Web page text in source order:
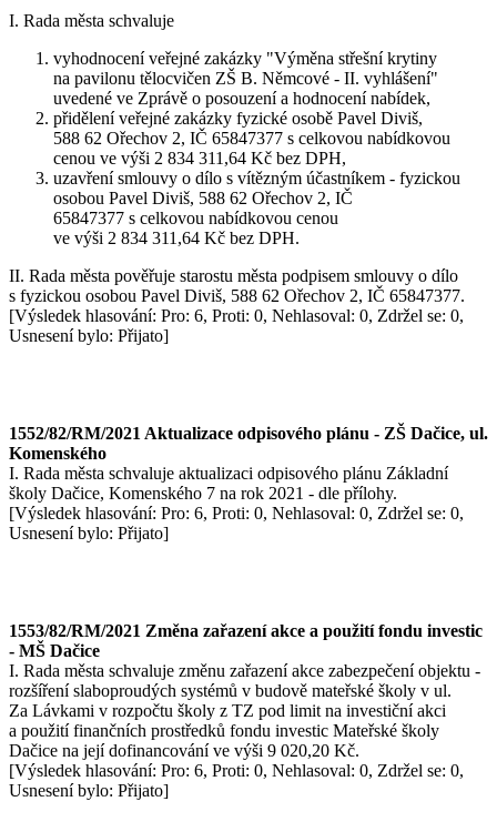
I. Rada města schvaluje
vyhodnocení veřejné zakázky "Výměna střešní krytiny
na pavilonu tělocvičen ZŠ B. Němcové - II. vyhlášení"
uvedené ve Zprávě o posouzení a hodnocení nabídek,
přidělení veřejné zakázky fyzické osobě Pavel Diviš,
588 62 Ořechov 2, IČ 65847377 s celkovou nabídkovou
cenou ve výši 2 834 311,64 Kč bez DPH,
uzavření smlouvy o dílo s vítězným účastníkem - fyzickou
osobou Pavel Diviš, 588 62 Ořechov 2, IČ
65847377 s celkovou nabídkovou cenou
ve výši 2 834 311,64 Kč bez DPH.
II. Rada města pověřuje starostu města podpisem smlouvy o dílo
s fyzickou osobou Pavel Diviš, 588 62 Ořechov 2, IČ 65847377.
[Výsledek hlasování: Pro: 6, Proti: 0, Nehlasoval: 0, Zdržel se: 0,
Usnesení bylo: Přijato]
1552/82/RM/2021 Aktualizace odpisového plánu - ZŠ Dačice, ul.
Komenského
I. Rada města schvaluje aktualizaci odpisového plánu Základní
školy Dačice, Komenského 7 na rok 2021 - dle přílohy.
[Výsledek hlasování: Pro: 6, Proti: 0, Nehlasoval: 0, Zdržel se: 0,
Usnesení bylo: Přijato]
1553/82/RM/2021 Změna zařazení akce a použití fondu investic
- MŠ Dačice
I. Rada města schvaluje změnu zařazení akce zabezpečení objektu -
rozšíření slaboproudých systémů v budově mateřské školy v ul.
Za Lávkami v rozpočtu školy z TZ pod limit na investiční akci
a použití finančních prostředků fondu investic Mateřské školy
Dačice na její dofinancování ve výši 9 020,20 Kč.
[Výsledek hlasování: Pro: 6, Proti: 0, Nehlasoval: 0, Zdržel se: 0,
Usnesení bylo: Přijato]